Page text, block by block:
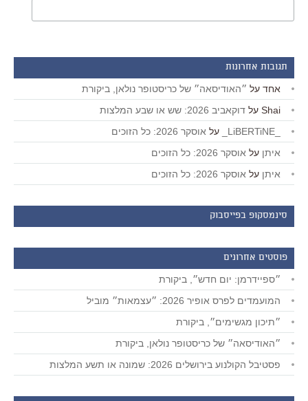
תגובות אחרונות
אחד על ״האודיסאה״ של כריסטופר נולאן, ביקורת
Shai על דוקאביב 2026: שש או שבע המלצות
על אוסקר 2026: כל הזוכים
איתן על אוסקר 2026: כל הזוכים
איתן על אוסקר 2026: כל הזוכים
סינמסקופ בפייסבוק
פוסטים אחרונים
״ספיידרמן: יום חדש״, ביקורת
המועמדים לפרס אופיר 2026: ״עצמאות״ מוביל
״תיכון מגשימים״, ביקורת
״האודיסאה״ של כריסטופר נולאן, ביקורת
פסטיבל הקולנוע בירושלים 2026: שמונה או תשע המלצות